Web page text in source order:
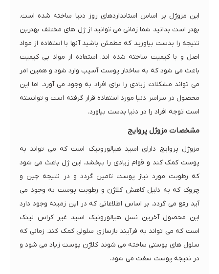
این مزوژل بر اساس استانداردهای روز دنیا ساخته شده است.
بهتر است بدانید شما زمانی می توانید از ژل های مختلف بهترین
نتیجه را بدست بیاورید که مطمئن باشید آنها با استفاده از مواد
اصل و با کیفیت ساخته شده اند. استفاده از مواد بی کیفیت
باعث می شود که به ساختار پوست آسیب وارد شود و همین امر
می تواند مشکلات زیادی را برای افراد به وجود می آورد. اما این
محصول در سراسر دنیا مورد استفاده قرار گرفته است و توانسته
است توجه افراد را در دنیا بدست بیاورد.
مشخصات مزوژل پروایج
مزوژل پروایج دارای اسید هیالورونیک است که می تواند به
پوست کمک کند و قوام زیادی را ببخشد. این ژل باعث می شود
که رطوبت مورد نیاز پوست تامین گردد و در نتیجه چین و
چروک که به دلیل کاهش کلاژن و رطوبت پوست به وجود می
آید رفع می گردد. بر اساس اطلاعاتی که در این زمینه وجود دارد
این محصول آخرین نسل هیالورونیک اسید غیر کراس لینک
است که می تواند به فرآیند بازسازی سلولی کمک کند. زمانی که
سلول های پوستی ساخته می شوند کلاژن پوست زیاد می شود و
در نتیجه پوست سفت می شود.